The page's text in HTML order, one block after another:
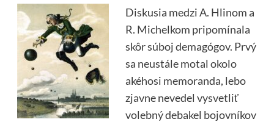
Diskusia medzi A. Hlinom a
R. Michelkom pripomínala
skôr súboj demagógov. Prvý
sa neustále motal okolo
akéhosi memoranda, lebo
zjavne nevedel vysvetliť
volebný debakel bojovníkov